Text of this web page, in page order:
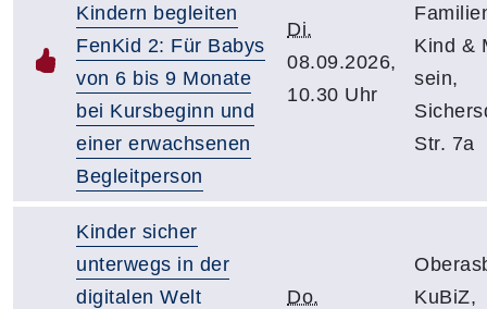
Kindern begleiten
FenKid 2: Für Babys
von 6 bis 9 Monate
bei Kursbeginn und
einer erwachsenen
Begleitperson
Di.
08.09.2026,
10.30 Uhr
Kind &
sein,
Str. 7a
Kinder sicher
unterwegs in der
digitalen Welt
Do.
KuBiZ,